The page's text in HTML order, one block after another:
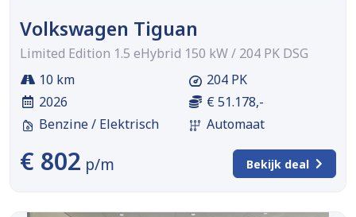
Volkswagen Tiguan
Limited Edition 1.5 eHybrid 150 kW / 204 PK DSG
10 km
2026
Benzine / Elektrisch
204 PK
€ 51.178,-
Automaat
€ 802 p/m Bekijk deal